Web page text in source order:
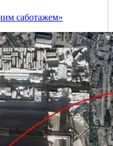
саботажем»